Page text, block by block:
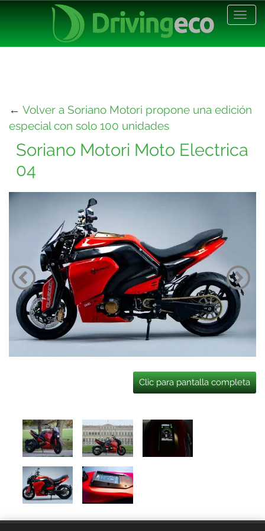
← Volver a Soriano Motori propone una edición
especial con solo 100 unidades
Soriano Motori Moto Electrica
04
Clic para pantalla completa